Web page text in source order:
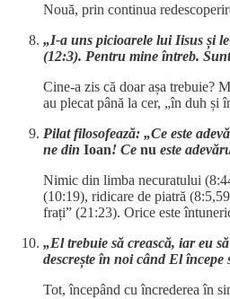
Nouă, prin continua
„I-a uns picioarele lui Iisus și
(12:3). Pentru mine întreb.
Cine-a zis că doar așa trebuie?
au plecat până la cer, „în duh și
Pilat filosofează: „Ce este
ne din Ioan! Ce nu este
Nimic din limba necuratului
(10:19), ridicare de piatră
frați” (21:23). Orice este
„El trebuie să crească, iar eu
descrește în noi când El începe
Tot, începând cu încrederea în